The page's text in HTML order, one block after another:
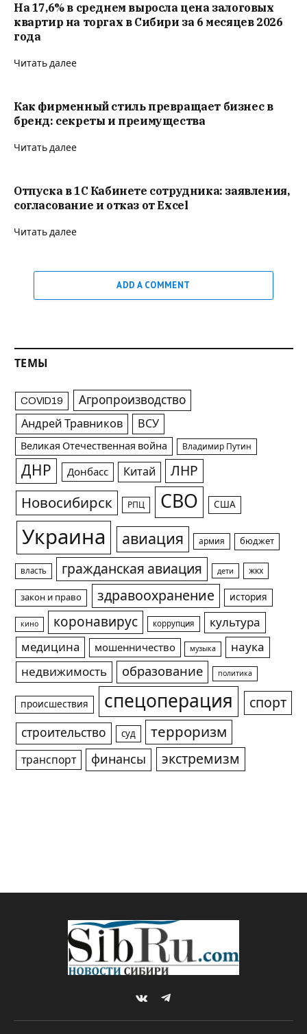
На 17,6% в среднем выросла цена залоговых
квартир на торгах в Сибири за 6 месяцев 2026
года
Читать далее
Как фирменный стиль превращает бизнес в
бренд: секреты и преимущества
Читать далее
Отпуска в 1С Кабинете сотрудника: заявления,
согласование и отказ от Excel
Читать далее
ADD A COMMENT
ТЕМЫ
COVID19 Агропроизводство
Андрей Травников ВСУ
Великая Отечественная война Владимир Путин
ДНР Донбасс Китай ЛНР
Новосибирск РПЦ СВО США
Украина авиация армия бюджет
власть гражданская авиация дети жкх
закон и право здравоохранение история
кино коронавирус коррупция
культура
медицина
мошенничество музыка
наука
недвижимость
образование политика
происшествия спецоперация спорт
строительство суд терроризм
транспорт финансы экстремизм
VKontakteTelegram